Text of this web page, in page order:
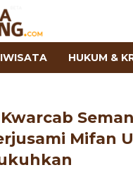
HUKUM &
Mifan